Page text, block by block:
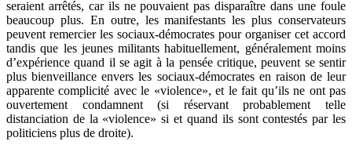
seraient arrêtés, car ils ne pouvaient pas disparaître dans une foule
beaucoup plus. En outre, les manifestants les plus conservateurs
peuvent remercier les sociaux-démocrates pour organiser cet accord
tandis que les jeunes militants habituellement, généralement moins
d’expérience quand il se agit à la pensée critique, peuvent se sentir
plus bienveillance envers les sociaux-démocrates en raison de leur
apparente complicité avec le «violence», et le fait qu’ils ne ont pas
ouvertement condamnent (si réservant probablement telle
distanciation de la «violence» si et quand ils sont contestés par les
politiciens plus de droite).